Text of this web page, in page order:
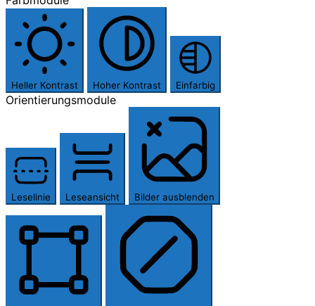
Heller Kontrast Hoher Kontrast Einfarbig
Orientierungsmodule
Leselinie Leseansicht Bilder ausblenden